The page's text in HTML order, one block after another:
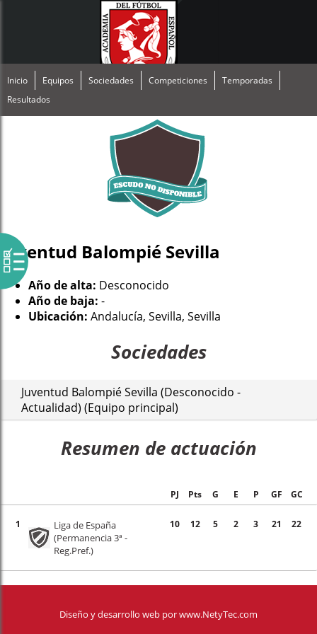
Inicio Equipos Sociedades Competiciones
Temporadas
Resultados
Juventud Balompié Sevilla
Año de alta: Desconocido
Año de baja: -
Ubicación: Andalucía, Sevilla, Sevilla
Sociedades
Juventud Balompié Sevilla (Desconocido -
Actualidad) (Equipo principal)
Resumen de actuación
PJ Pts G E P GF GC
1
Liga de España
(Permanencia 3ª -
Reg.Pref.)
10 12 5 2 3 21 22
Diseño y desarrollo web porwww.NetyTec.com